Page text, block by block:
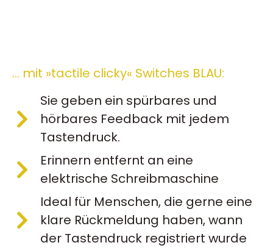
… mit »tactile clicky« Switches BLAU:
Sie geben ein spürbares und
hörbares Feedback mit jedem
Tastendruck.
Erinnern entfernt an eine
elektrische Schreibmaschine
Ideal für Menschen, die gerne eine
klare Rückmeldung haben, wann
der Tastendruck registriert wurde